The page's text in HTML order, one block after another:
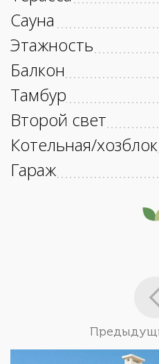
Сауна
Этажность
Балкон
Тамбур
Второй свет
Котельная/хозблок
Гараж